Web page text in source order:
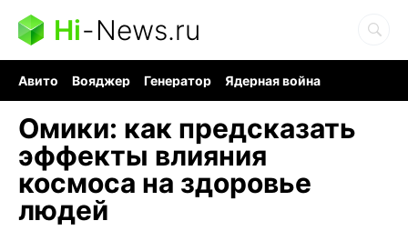
Hi-News.ru
Авито Вояджер Генератор
Ядерная война
Омики: как предсказать
эффекты влияния
космоса на здоровье
людей